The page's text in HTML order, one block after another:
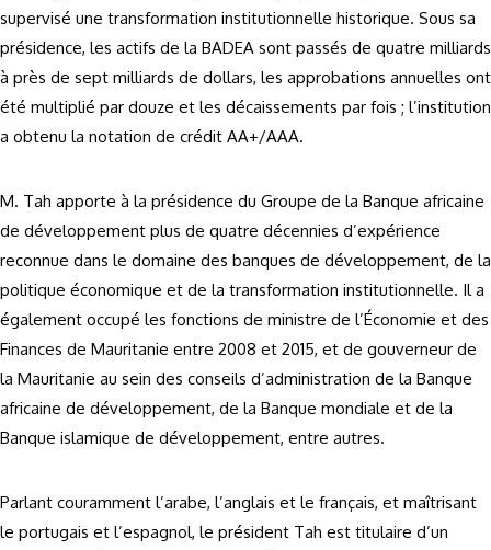
supervisé une transformation institutionnelle historique. Sous sa
présidence, les actifs de la BADEA sont passés de quatre milliards
à près de sept milliards de dollars, les approbations annuelles ont
été multiplié par douze et les décaissements par fois ; l’institution
a obtenu la notation de crédit AA+/AAA.
M. Tah apporte à la présidence du Groupe de la Banque africaine
de développement plus de quatre décennies d’expérience
reconnue dans le domaine des banques de développement, de la
politique économique et de la transformation institutionnelle. Il a
également occupé les fonctions de ministre de l’Économie et des
Finances de Mauritanie entre 2008 et 2015, et de gouverneur de
la Mauritanie au sein des conseils d’administration de la Banque
africaine de développement, de la Banque mondiale et de la
Banque islamique de développement, entre autres.
Parlant couramment l’arabe, l’anglais et le français, et maîtrisant
le portugais et l’espagnol, le président Tah est titulaire d’un